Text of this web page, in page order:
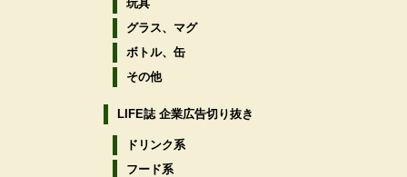
玩具
グラス、マグ
ボトル、缶
その他
LIFE誌 企業広告切り抜き
ドリンク系
フード系